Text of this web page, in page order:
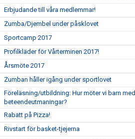
Erbjudande till våra medlemmar!
Zumba/Djembel under påsklovet
Sportcamp 2017
Profilkläder för Vårterminen 2017!
Årsmöte 2017
Zumban håller igång under sportlovet
Föreläsning/utbildning: Hur möter vi barn med
beteendeutmaningar?
Rabatt på Pizza!
Rivstart för basket-tjejerna